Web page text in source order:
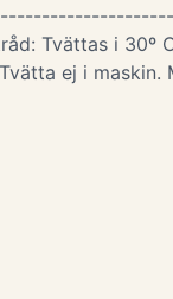
Tvättas i 30º
ej i maskin.